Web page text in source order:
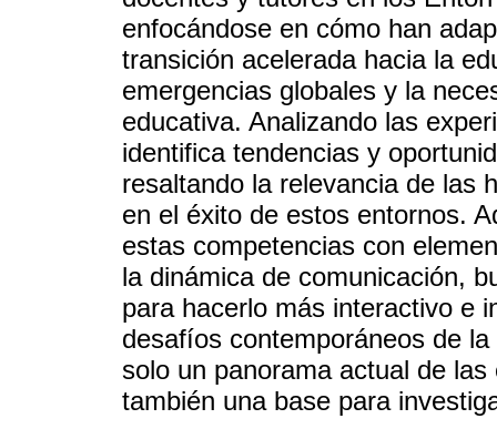
enfocándose en cómo han
transición acelerada hacia la
emergencias globales y la
educativa. Analizando las
identifica tendencias y
resaltando la relevancia de las
en el éxito de estos entornos.
estas competencias con
la dinámica de comunicación,
para hacerlo más interactivo e
desafíos contemporáneos de
solo un panorama actual de
también una base para